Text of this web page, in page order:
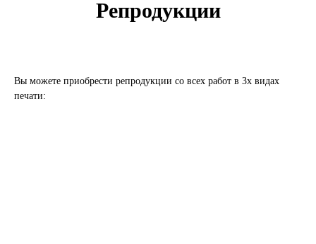
Репродукции
Вы можете приобрести репродукции со всех работ в 3х видах
печати: